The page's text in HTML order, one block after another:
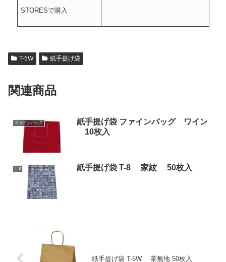
STORESで購入
T-5W 紙手提げ袋
関連商品
ファインバッグ
紙手提げ袋 ファインバッグ ワイン
10枚入
T-8 紙手提げ袋 T-8 家紋 50枚入
紙手提げ袋 T-5W 茶無地 50枚入